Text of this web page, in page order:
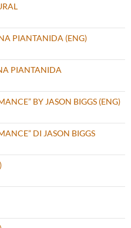
PIANTANIDA (ENG)
PIANTANIDA
BY JASON BIGGS (ENG)
DI JASON BIGGS